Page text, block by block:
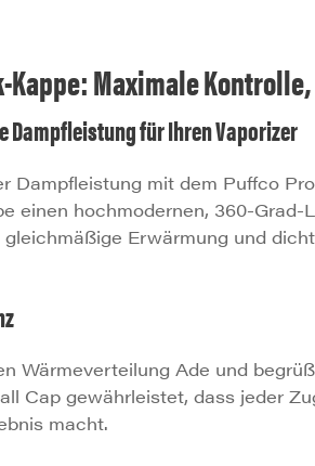
Kappe: Maximale
Dampfleistung für Ihren Vaporizer
Dampfleistung mit dem Puffco
einen hochmodernen, 360-
Erwärmung und
Wärmeverteilung Ade und
Cap gewährleistet, dass jeder
macht.